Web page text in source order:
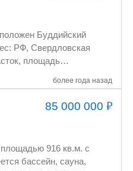
более года назад
85 000 000₽